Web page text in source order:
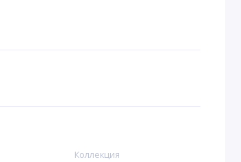
Коллекция